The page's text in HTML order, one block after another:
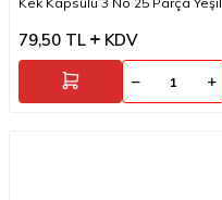
79,50 TL KDV